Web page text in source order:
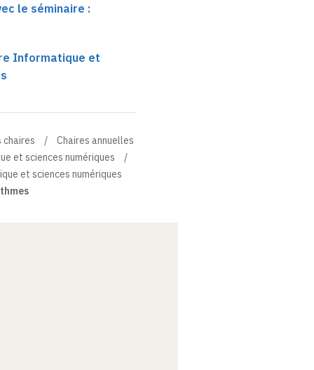
le séminaire :
Informatique et
chaires
Chaires annuelles
et sciences numériques
et sciences numériques